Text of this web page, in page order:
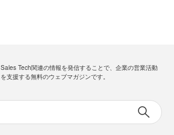
Sales Tech関連の情報を発信することで、企業の営業活動
を支援する無料のウェブマガジンです。